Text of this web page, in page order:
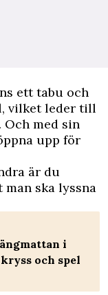
ett tabu och
vilket leder till
med sin
upp för
är du
man ska lyssna
i
och spel